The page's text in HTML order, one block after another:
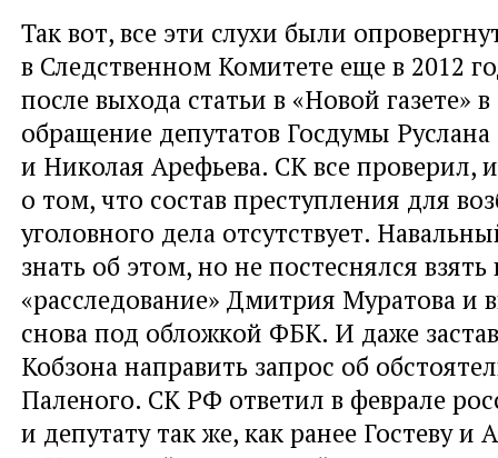
Так вот, все эти слухи были
в Следственном Комитете еще в 2012
после выхода статьи в «Новой газете»
обращение депутатов Госдумы Руслана
и Николая Арефьева. СК все проверил,
о том, что состав преступления для
уголовного дела отсутствует.
знать об этом, но не постеснялся
«расследование» Дмитрия Муратова и
снова под обложкой ФБК. И даже
Кобзона направить запрос об
Паленого. СК РФ ответил в феврале
и депутату так же, как ранее Гостеву и